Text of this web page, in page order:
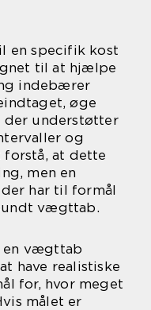
en specifik kost
til at hjælpe
indebærer
øge
understøtter
og
at dette
men en
har til formål
vægttab.
en vægttab
have realistiske
for, hvor meget
målet er